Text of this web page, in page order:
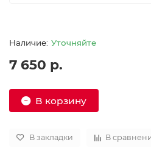
Уточняйте
7 650 р.
В корзину
В закладки В